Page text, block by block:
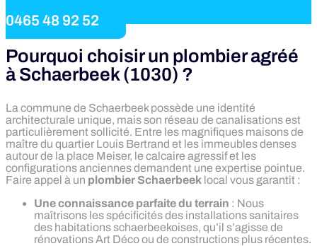
0465 48 92 52
Pourquoi choisir un plombier agréé
à Schaerbeek (1030) ?
La commune de Schaerbeek possède une identité
architecturale unique, mais son réseau de canalisations est
particulièrement sollicité. Entre les magnifiques maisons de
maître du quartier Louis Bertrand et les immeubles denses
autour de la place Meiser, le calcaire agressif et les
configurations anciennes demandent une expertise pointue.
Faire appel à un plombier Schaerbeek local vous garantit :
Une connaissance parfaite du terrain : Nous
maîtrisons les spécificités des installations sanitaires
des habitations schaerbeekoises, qu’il s’agisse de
rénovations Art Déco ou de constructions plus récentes.